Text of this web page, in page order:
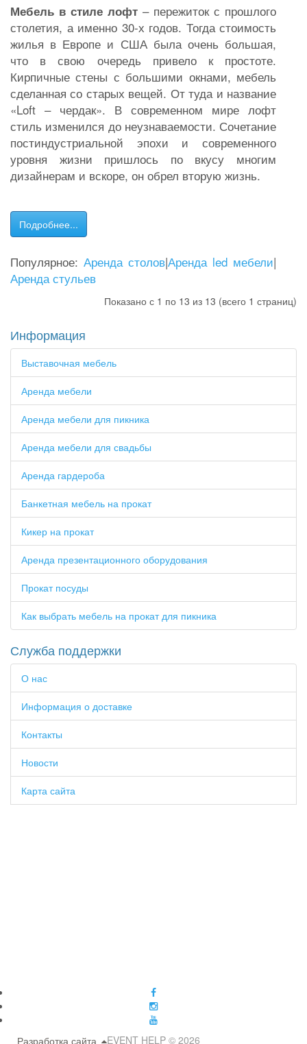
Мебель в стиле лофт – пережиток с прошлого
столетия, а именно 30-х годов. Тогда стоимость
жилья в Европе и США была очень большая,
что в свою очередь привело к простоте.
Кирпичные стены с большими окнами, мебель
сделанная со старых вещей. От туда и название
«Loft – чердак». В современном мире лофт
стиль изменился до неузнаваемости. Сочетание
постиндустриальной эпохи и современного
уровня жизни пришлось по вкусу многим
дизайнерам и вскоре, он обрел вторую жизнь.
Подробнее...
Популярное: Аренда столов|Аренда led мебели|
Аренда стульев
Показано с 1 по 13 из 13 (всего 1 страниц)
Информация
Выставочная мебель
Аренда мебели
Аренда мебели для пикника
Аренда мебели для свадьбы
Аренда гардероба
Банкетная мебель на прокат
Кикер на прокат
Аренда презентационного оборудования
Прокат посуды
Как выбрать мебель на прокат для пикника
Служба поддержки
О нас
Информация о доставке
Контакты
Новости
Карта сайта
EVENT HELP © 2026
Разработка сайта